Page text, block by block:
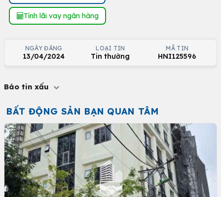
Tính lãi vay ngân hàng
NGÀY ĐĂNG
13/04/2024
LOẠI TIN
Tin thường
MÃ TIN
HNI125596
Báo tin xấu
BẤT ĐỘNG SẢN BẠN QUAN TÂM